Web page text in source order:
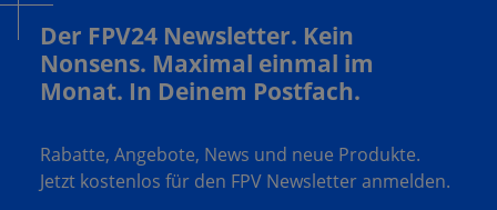
Der FPV24 Newsletter. Kein
Nonsens. Maximal einmal im
Monat. In Deinem Postfach.
Rabatte, Angebote, News und neue Produkte.
Jetzt kostenlos für den FPV Newsletter anmelden.